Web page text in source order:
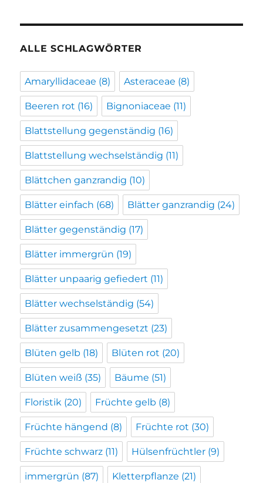
ALLE SCHLAGWÖRTER
Amaryllidaceae (8) Asteraceae (8)
Beeren rot (16) Bignoniaceae (11)
Blattstellung gegenständig (16)
Blattstellung wechselständig (11)
Blättchen ganzrandig (10)
Blätter einfach (68) Blätter ganzrandig (24)
Blätter gegenständig (17)
Blätter immergrün (19)
Blätter unpaarig gefiedert (11)
Blätter wechselständig (54)
Blätter zusammengesetzt (23)
Blüten gelb (18) Blüten rot (20)
Blüten weiß (35) Bäume (51)
Floristik (20) Früchte gelb (8)
Früchte hängend (8) Früchte rot (30)
Früchte schwarz (11) Hülsenfrüchtler (9)
immergrün (87) Kletterpflanze (21)